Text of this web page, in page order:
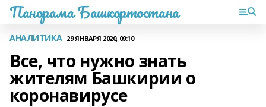
Панорама Башкортостана
АНАЛИТИКА 29 ЯНВАРЯ 2020, 09:10
Все, что нужно знать
жителям Башкирии о
коронавирусе